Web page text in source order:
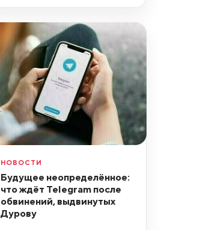
НОВОСТИ
Будущее неопределённое:
что ждёт Telegram после
обвинений, выдвинутых
Дурову